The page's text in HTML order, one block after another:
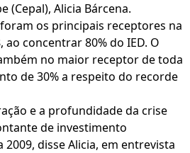
(Cepal), Alicia Bárcena.
os principais receptores na
ao concentrar 80% do IED. O
no maior receptor de toda
de 30% a respeito do recorde
e a profundidade da crise
de investimento
disse Alicia, em entrevista